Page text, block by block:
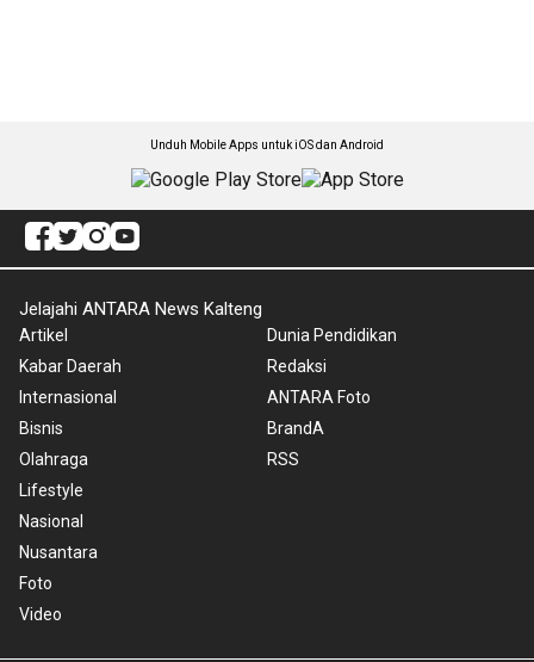
Unduh Mobile Apps untuk iOS dan Android
Jelajahi ANTARA News Kalteng
Artikel
Kabar Daerah
Internasional
Bisnis
Olahraga
Lifestyle
Nasional
Nusantara
Foto
Video
Dunia Pendidikan
Redaksi
ANTARA Foto
BrandA
RSS